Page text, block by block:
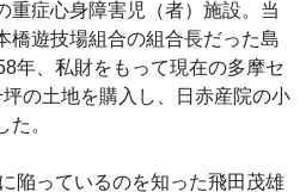
重症心身障害児（者）施設。当
橋遊技場組合の組合長だった島
年、私財をもって現在の多摩セ
の土地を購入し、日赤産院の小
。
陥っているのを知った飛田茂雄